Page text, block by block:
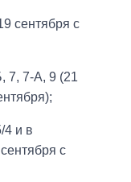
сентября с
7, 7-А, 9 (21
4 и в
с